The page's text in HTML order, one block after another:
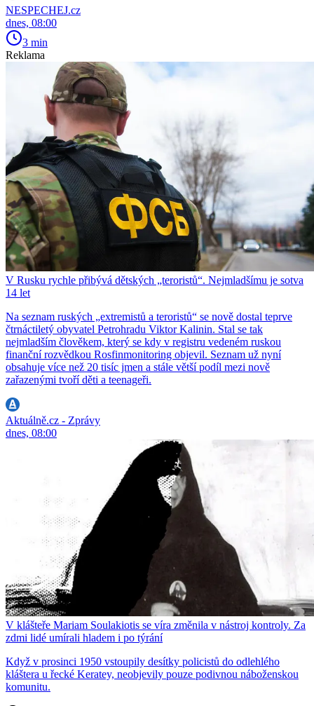
NESPECHEJ.cz
dnes, 08:00
3 min
Reklama
V Rusku rychle přibývá dětských „teroristů“. Nejmladšímu je sotva
14 let
Na seznam ruských „extremistů a teroristů“ se nově dostal teprve
čtrnáctiletý obyvatel Petrohradu Viktor Kalinin. Stal se tak
nejmladším člověkem, který se kdy v registru vedeném ruskou
finanční rozvědkou Rosfinmonitoring objevil. Seznam už nyní
obsahuje více než 20 tisíc jmen a stále větší podíl mezi nově
zařazenými tvoří děti a teenageři.
Aktuálně.cz - Zprávy
dnes, 08:00
V klášteře Mariam Soulakiotis se víra změnila v nástroj kontroly. Za
zdmi lidé umírali hladem i po týrání
Když v prosinci 1950 vstoupily desítky policistů do odlehlého
kláštera u řecké Keratey, neobjevily pouze podivnou náboženskou
komunitu.